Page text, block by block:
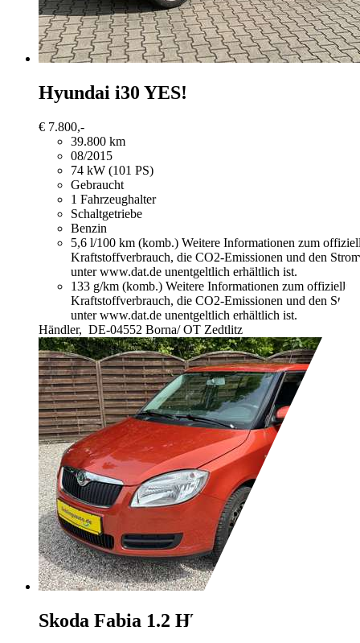
Hyundai i30 YES!
€ 7.800,-
39.800 km
08/2015
74 kW (101 PS)
Gebraucht
1 Fahrzeughalter
Schaltgetriebe
Benzin
5,6 l/100 km (komb.) Weitere Informationen zum
Kraftstoffverbrauch, die CO2-Emissionen und den
unter www.dat.de unentgeltlich erhältlich ist.
133 g/km (komb.) Weitere Informationen zum
Kraftstoffverbrauch, die CO2-Emissionen und den
unter www.dat.de unentgeltlich erhältlich ist.
Händler, DE-04552 Borna/ OT Zedtlitz
Skoda Fabia 1.2 HTP Ambiente Klima